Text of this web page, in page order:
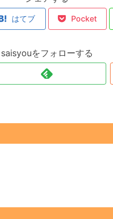
はてブ Pocket
saisyouをフォローする